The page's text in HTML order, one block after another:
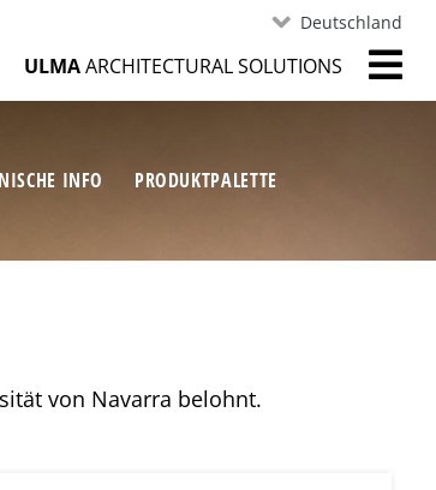
Deutschland
ULMAARCHITECTURAL SOLUTIONS
INFO
PRODUKTPALETTE
von Navarra belohnt.